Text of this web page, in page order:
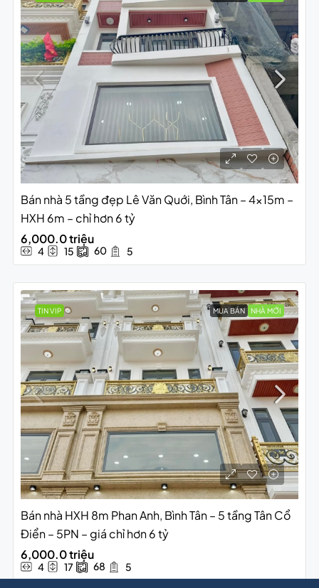
Bán nhà 5 tầng đẹp Lê Văn Quới, Bình Tân – 4x15m –
HXH 6m – chỉ hơn 6 tỷ
6,000.0 triệu
4 15 60 5
TIN VIP MUA BÁN NHÀ MỚI
Bán nhà HXH 8m Phan Anh, Bình Tân – 5 tầng Tân Cổ
Điển – 5PN – giá chỉ hơn 6 tỷ
6,000.0 triệu
4 17 68 5